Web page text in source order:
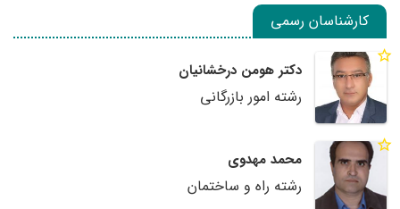
کارشناسان رسمی
دکتر هومن درخشانیان
رشته امور بازرگانی
محمد مهدوی
رشته راه و ساختمان